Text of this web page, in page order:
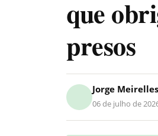
que
presos
Jorge Meirelles
06 de julho de